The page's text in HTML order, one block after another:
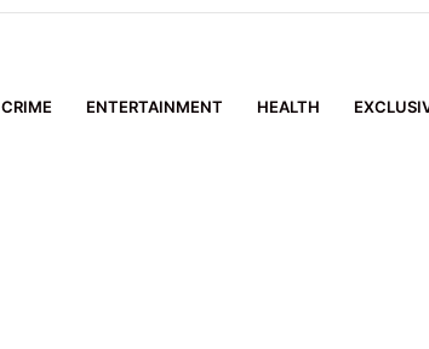
CRIME ENTERTAINMENT HEALTH